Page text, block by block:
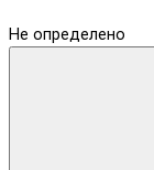
Не определено